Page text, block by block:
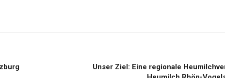
Unser Ziel: Eine regionale